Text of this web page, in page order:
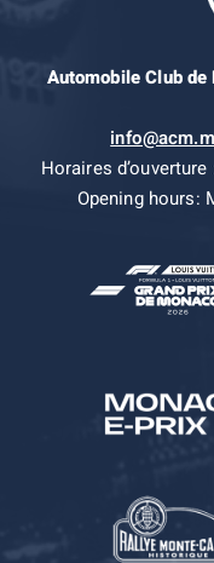
Automobile Club de
Horaires
Opening hours: